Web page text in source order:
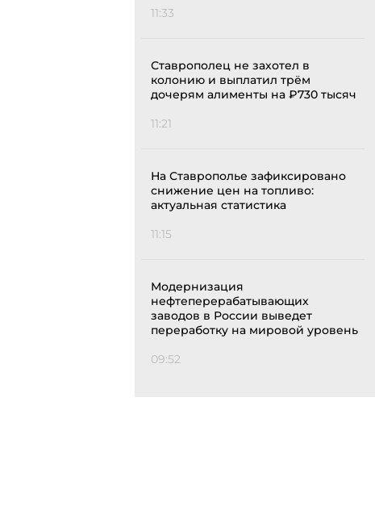
11:33
Ставрополец не захотел в
колонию и выплатил трём
дочерям алименты на ₽730 тысяч
11:21
На Ставрополье зафиксировано
снижение цен на топливо:
актуальная статистика
11:15
Модернизация
нефтеперерабатывающих
заводов в России выведет
переработку на мировой уровень
09:52